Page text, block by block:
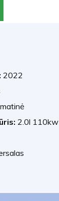
2022
2.0l 110kw